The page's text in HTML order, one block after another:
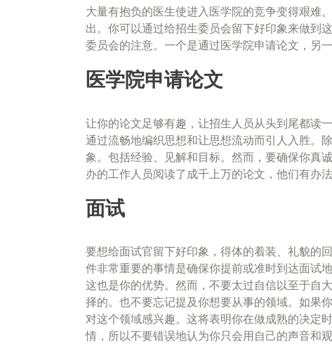
大量有抱负的医生使进入医学院的竞争变得艰难
出。你可以通过给招生委员会留下好印象来做到
委员会的注意。一个是通过医学院申请论文，另一
医学院申请论文
让你的论文足够有趣，让招生人员从头到尾都读
通过流畅地编织思想和让思想流动而引人入胜。
象。包括经验、见解和目标。然而，要确保你真
办的工作人员阅读了成千上万的论文，他们有办法
面试
要想给面试官留下好印象，得体的着装、礼貌的
件非常重要的事情是确保你提前或准时到达面试
这也是你的优势。然而，不要太过自信以至于自
择的。也不要忘记提及你想要从事的领域。如果
对这个领域感兴趣。这将表明你在做成熟的决定
情，所以不要错误地认为你只会用自己的声音和